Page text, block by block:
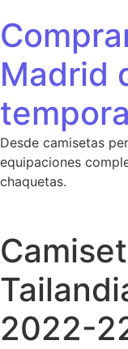
Madrid
Desde camisetas
equipaciones
chaquetas.
2022-